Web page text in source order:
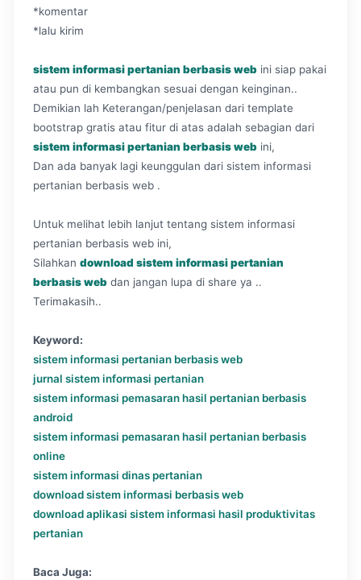
*komentar
*lalu kirim
sistem informasi pertanian berbasis web ini siap pakai
atau pun di kembangkan sesuai dengan keinginan..
Demikian lah Keterangan/penjelasan dari template
bootstrap gratis atau fitur di atas adalah sebagian dari
sistem informasi pertanian berbasis web ini,
Dan ada banyak lagi keunggulan dari sistem informasi
pertanian berbasis web .
Untuk melihat lebih lanjut tentang sistem informasi
pertanian berbasis web ini,
Silahkan download sistem informasi pertanian
berbasis web dan jangan lupa di share ya ..
Terimakasih..
Keyword:
sistem informasi pertanian berbasis web
jurnal sistem informasi pertanian
sistem informasi pemasaran hasil pertanian berbasis
android
sistem informasi pemasaran hasil pertanian berbasis
online
sistem informasi dinas pertanian
download sistem informasi berbasis web
download aplikasi sistem informasi hasil produktivitas
pertanian
Baca Juga: